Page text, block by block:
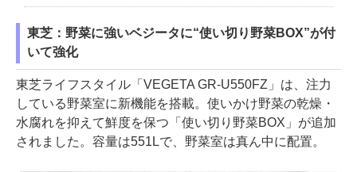
東芝：野菜に強いベジータに“使い切り野菜BOX”が付
いて強化
東芝ライフスタイル「VEGETA GR-U550FZ」は、注力
している野菜室に新機能を搭載。使いかけ野菜の乾燥・
水腐れを抑えて鮮度を保つ「使い切り野菜BOX」が追加
されました。容量は551Lで、野菜室は真ん中に配置。